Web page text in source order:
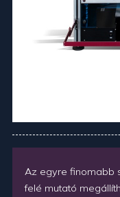
Az egyre finomabb
felé mutató